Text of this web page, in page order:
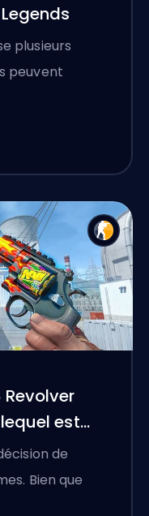
plusieurs
peuvent
est
de
Bien que